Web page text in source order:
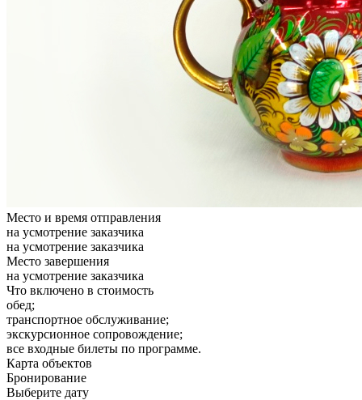
Место и время отправления
на усмотрение заказчика
на усмотрение заказчика
Место завершения
на усмотрение заказчика
Что включено в стоимость
обед;
транспортное обслуживание;
экскурсионное сопровождение;
все входные билеты по программе.
Карта объектов
Бронирование
Выберите дату